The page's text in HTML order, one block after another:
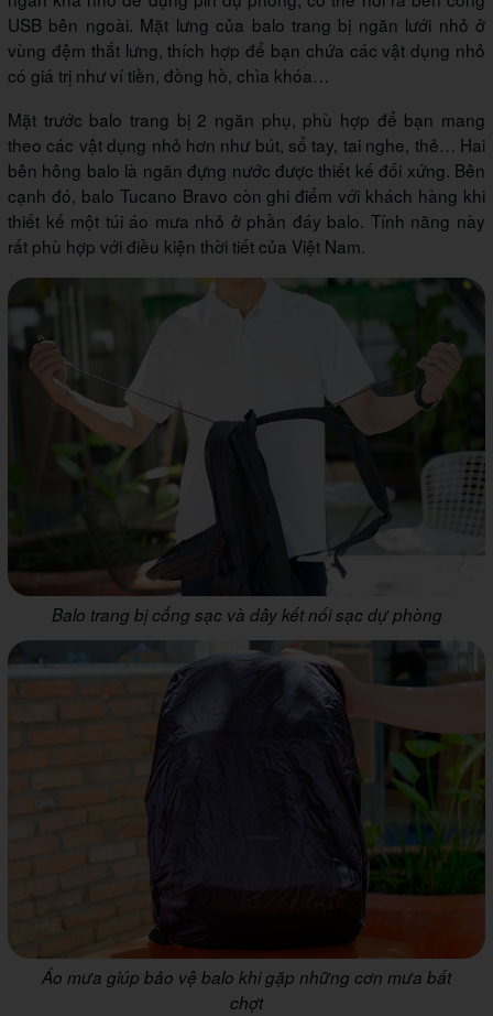
USB bên ngoài. Mặt lưng của balo trang bị ngăn lưới nhỏ ở
vùng đệm thắt lưng, thích hợp để bạn chứa các vật dụng nhỏ
có giá trị như ví tiền, đồng hồ, chìa khóa…
Mặt trước balo trang bị 2 ngăn phụ, phù hợp để bạn mang
theo các vật dụng nhỏ hơn như bút, sổ tay, tai nghe, thẻ… Hai
bên hông balo là ngăn đựng nước được thiết kế đối xứng. Bên
cạnh đó, balo Tucano Bravo còn ghi điểm với khách hàng khi
thiết kế một túi áo mưa nhỏ ở phần đáy balo. Tính năng này
rất phù hợp với điều kiện thời tiết của Việt Nam.
Balo trang bị cổng sạc và dây kết nối sạc dự phòng
Áo mưa giúp bảo vệ balo khi gặp những cơn mưa bất
chợt